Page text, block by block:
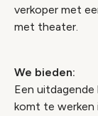
verkoper met
met theater.
We bieden:
Een
komt te werken